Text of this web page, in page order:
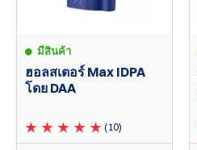
มีสินค้า
ฮอลสเตอร์ Max IDPA
โดย DAA
(10)